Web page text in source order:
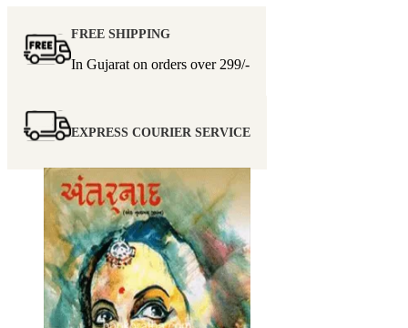
FREE SHIPPING
In Gujarat on orders over 299/-
EXPRESS COURIER SERVICE